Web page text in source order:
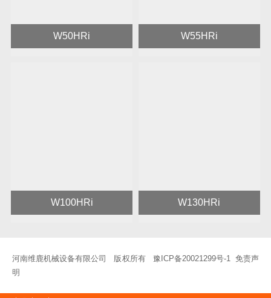
W50HRi W55HRi
W100HRi W130HRi
河南维鹿机械设备有限公司 版权所有 豫ICP备20021299号-1
免责声
明